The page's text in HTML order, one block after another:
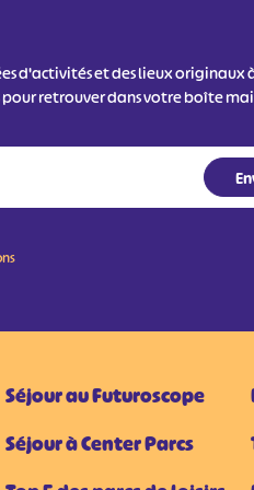
d'activités et des lieux originaux
pour retrouver dans votre boîte
Séjour au Futuroscope
Séjour à Center Parcs